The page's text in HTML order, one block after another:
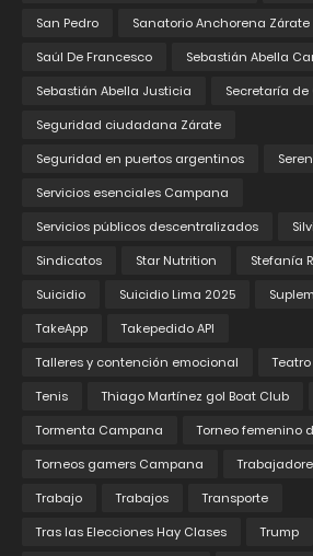
San Pedro
Sanatorio Anchorena Zárate
Saúl De Francesco
Sebastián Abella
Sebastián Abella Justicia
Secretaría de
Seguridad ciudadana Zárate
Seguridad en puertos argentinos
Servicios esenciales Campana
Servicios públicos descentralizados
Sindicatos
Star Nutrition
Stefanía
Suicidio
Suicidio Lima 2025
TakeApp
Takepedido API
Talleres y contención emocional
Tenis
Thiago Martínez gol Boat Club
Tormenta Campana
Torneo femenino
Torneos gamers Campana
Trabajo
Trabajos
Transporte
Tras las Elecciones Hay Clases
Trump